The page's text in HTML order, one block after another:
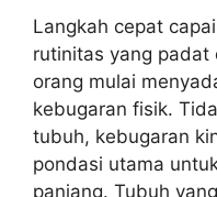
Langkah cepat
rutinitas yang
orang mulai
kebugaran fisik.
tubuh, kebugaran
pondasi utama
panjang. Tubuh